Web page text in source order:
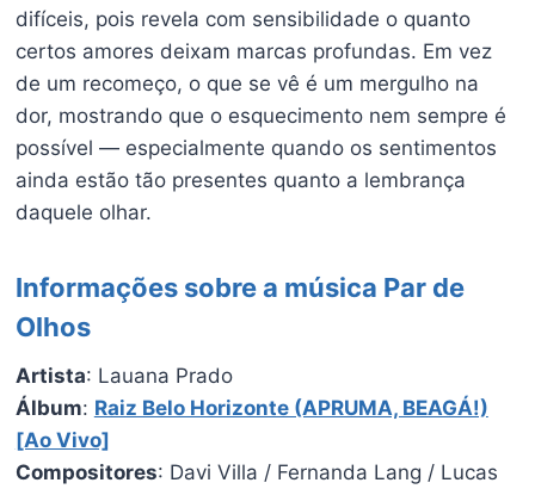
difíceis, pois revela com sensibilidade o quanto
certos amores deixam marcas profundas. Em vez
de um recomeço, o que se vê é um mergulho na
dor, mostrando que o esquecimento nem sempre é
possível — especialmente quando os sentimentos
ainda estão tão presentes quanto a lembrança
daquele olhar.
Informações sobre a música Par de
Olhos
Artista: Lauana Prado
Álbum: Raiz Belo Horizonte (APRUMA, BEAGÁ!)
[Ao Vivo]
Compositores: Davi Villa / Fernanda Lang / Lucas